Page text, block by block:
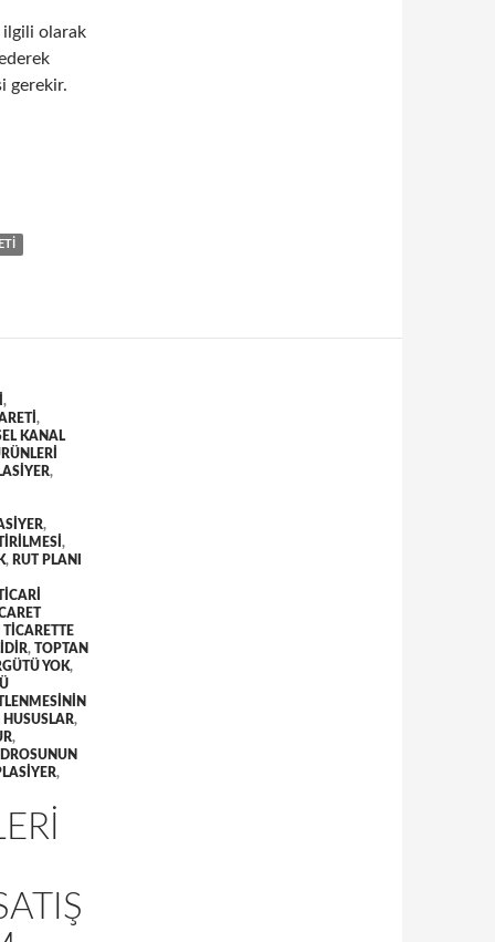
ilgili olarak
gerekir.
ziyaret etmenin önemi
,
,
KANAL
,
,
,
, RUT PLANI
, TOPTAN
YOK,
,
,
,